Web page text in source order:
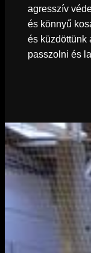
agresszív
és könnyű
és küzdöttünk
passzolni és